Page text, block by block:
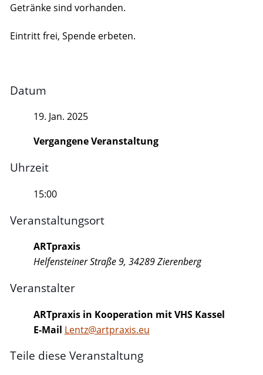
Getränke sind vorhanden.
Eintritt frei, Spende erbeten.
Datum
19. Jan. 2025
Vergangene Veranstaltung
Uhrzeit
15:00
Veranstaltungsort
ARTpraxis
Helfensteiner Straße 9, 34289 Zierenberg
Veranstalter
ARTpraxis in Kooperation mit VHS Kassel
E-Mail Lentz@artpraxis.eu
Teile diese Veranstaltung